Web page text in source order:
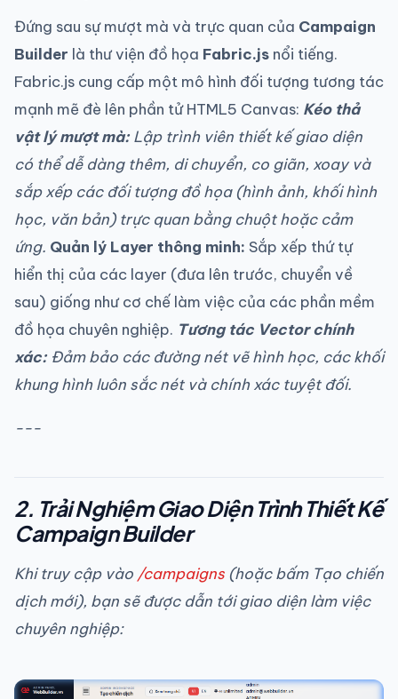
Đứng sau sự mượt mà và trực quan của Campaign
Builder là thư viện đồ họa Fabric.js nổi tiếng.
Fabric.js cung cấp một mô hình đối tượng tương tác
mạnh mẽ đè lên phần tử HTML5 Canvas: Kéo thả
vật lý mượt mà: Lập trình viên thiết kế giao diện
có thể dễ dàng thêm, di chuyển, co giãn, xoay và
sắp xếp các đối tượng đồ họa (hình ảnh, khối hình
học, văn bản) trực quan bằng chuột hoặc cảm
ứng. Quản lý Layer thông minh: Sắp xếp thứ tự
hiển thị của các layer (đưa lên trước, chuyển về
sau) giống như cơ chế làm việc của các phần mềm
đồ họa chuyên nghiệp. Tương tác Vector chính
xác: Đảm bảo các đường nét vẽ hình học, các khối
khung hình luôn sắc nét và chính xác tuyệt đối.
---
2. Trải Nghiệm Giao Diện Trình Thiết Kế
Campaign Builder
Khi truy cập vào /campaigns (hoặc bấm Tạo chiến
dịch mới), bạn sẽ được dẫn tới giao diện làm việc
chuyên nghiệp: